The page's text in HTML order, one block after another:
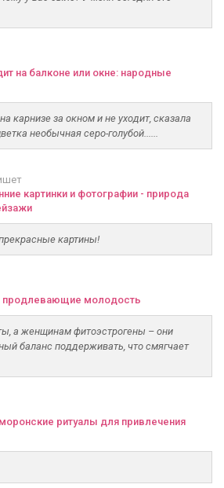
на балконе или окне: народные
карнизе за окном и не уходит, сказала
необычная серо-голубой......
картинки и фотографии - природа
картины!
продлевающие молодость
а женщинам фитоэстрогены – они
баланс поддерживать, что смягчает
ритуалы для привлечения